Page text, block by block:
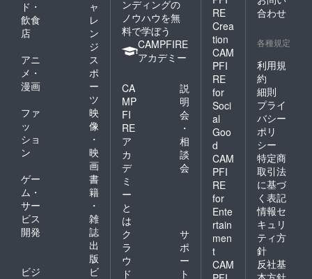
ド・
飲食
店
ャ
レ
ン
ジ
アニ
メ・
漫画
ス
ポ
ー
ツ
ファ
ッ
ショ
ン
映
像
・
映
画
ゲー
ム・
サー
ビス
開発
書
籍
・
雑
誌
出
版
ビジ
ビ
ンディングの
ノウハウを無
料で学ぼう
CAMPFIRE
アカデミー
CA
MP
FI
RE
ア
カ
デ
ミ
ー
と
は
説
明
会
・
相
談
会
ク
ラ
ウ
ド
サ
ポ
ー
ト
RE
Crea
tion
CAM
PFI
RE
for
Soci
al
Goo
d
CAM
PFI
RE
for
Ente
rtain
men
t
CAM
合わせ
各種規定
利用規
約
細則
プライ
バシー
ポリ
シー
特定商
取引法
に基づ
く表記
情報セ
キュリ
ティ方
針
反社基